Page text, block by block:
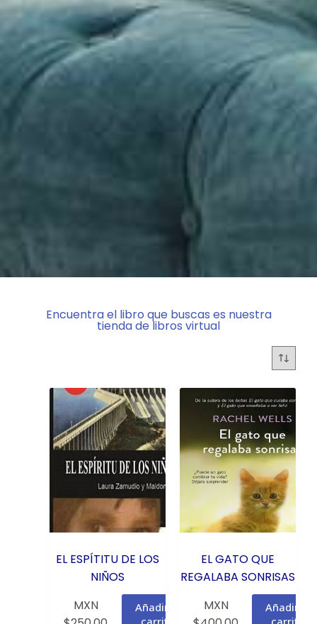
Encuentra el libro que buscas es nuestra
tienda de libros virtual
EL ESPÍTITU DE LOS
NIÑOS
MXN
Añadir al
carrito
EL GATO QUE
REGALABA SONRISAS
MXN
Añadir al
carrito